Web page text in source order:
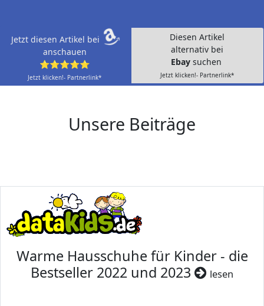
Jetzt diesen Artikel bei
anschauen
⭐⭐⭐⭐⭐
Jetzt klicken!- Partnerlink*
Diesen Artikel
alternativ bei
Ebay suchen
Jetzt klicken!- Partnerlink*
Unsere Beiträge
Warme Hausschuhe für Kinder - die
Bestseller 2022 und 2023
lesen